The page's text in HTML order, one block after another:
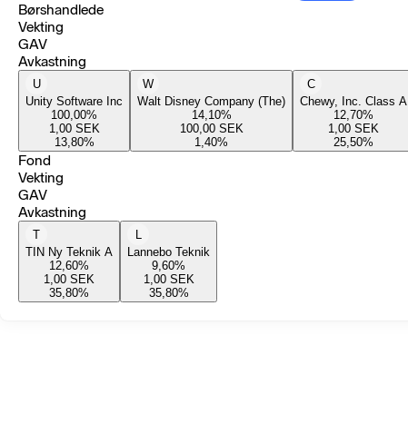
Børshandlede
Vekting
GAV
Avkastning
U
Unity Software Inc
100,00%
1,00 SEK
13,80%
W
Walt Disney Company (The)
14,10%
100,00 SEK
1,40%
C
Chewy, Inc. Class A
12,70%
1,00 SEK
25,50%
Fond
Vekting
GAV
Avkastning
T
TIN Ny Teknik A
12,60%
1,00 SEK
35,80%
L
Lannebo Teknik
9,60%
1,00 SEK
35,80%